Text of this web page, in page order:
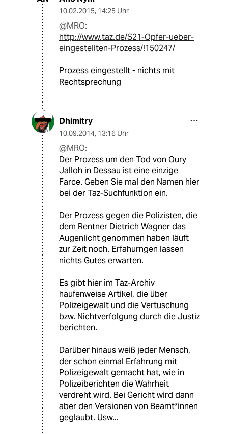
10.02.2015, 14:25 Uhr
@MRO:
http://www.taz.de/S21-Opfer-ueber-
eingestellten-Prozess/!150247/
Prozess eingestellt - nichts mit
Rechtsprechung
Dhimitry
10.09.2014, 13:16 Uhr
@MRO:
Der Prozess um den Tod von Oury
Jalloh in Dessau ist eine einzige
Farce. Geben Sie mal den Namen hier
bei der Taz-Suchfunktion ein.
Der Prozess gegen die Polizisten, die
dem Rentner Dietrich Wagner das
Augenlicht genommen haben läuft
zur Zeit noch. Erfahurngen lassen
nichts Gutes erwarten.
Es gibt hier im Taz-Archiv
haufenweise Artikel, die über
Polizeigewalt und die Vertuschung
bzw. Nichtverfolgung durch die Justiz
berichten.
Darüber hinaus weiß jeder Mensch,
der schon einmal Erfahrung mit
Polizeigewalt gemacht hat, wie in
Polizeiberichten die Wahrheit
verdreht wird. Bei Gericht wird dann
aber den Versionen von Beamt*innen
geglaubt. Usw...